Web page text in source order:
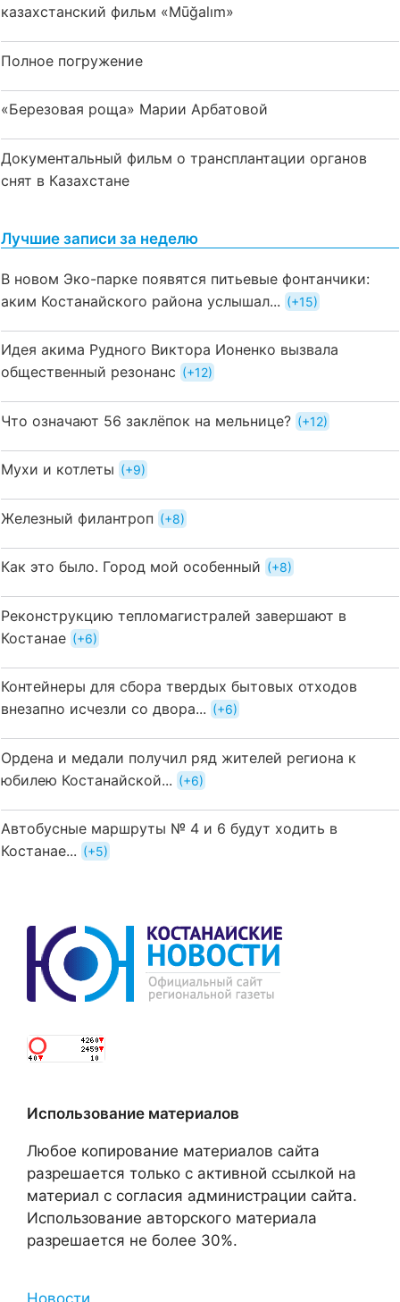
казахстанский фильм «Mūğalım»
Полное погружение
«Березовая роща» Марии Арбатовой
Документальный фильм о трансплантации органов
снят в Казахстане
Лучшие записи за неделю
В новом Эко-парке появятся питьевые фонтанчики:
аким Костанайского района услышал...
+15
Идея акима Рудного Виктора Ионенко вызвала
общественный резонанс
+12
Что означают 56 заклёпок на мельнице? +12
Мухи и котлеты +9
Железный филантроп +8
Как это было. Город мой особенный +8
Реконструкцию тепломагистралей завершают в
Костанае
+6
Контейнеры для сбора твердых бытовых отходов
внезапно исчезли со двора...
+6
Ордена и медали получил ряд жителей региона к
юбилею Костанайской...
+6
Автобусные маршруты № 4 и 6 будут ходить в
Костанае...
+5
Использование материалов
Любое копирование материалов сайта
разрешается только с активной ссылкой на
материал с согласия администрации сайта.
Использование авторского материала
разрешается не более 30%.